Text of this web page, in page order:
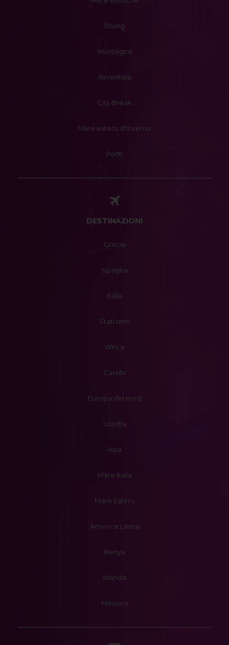
Diving
Montagna
Avventura
City Break
Mare estero d'inverno
Ponti
DESTINAZIONI
Grecia
Spagna
Italia
Stati uniti
Africa
Caraibi
Europa del nord
Londra
Asia
Mare Italia
Mare Estero
America Latina
Kenya
Islanda
Messico